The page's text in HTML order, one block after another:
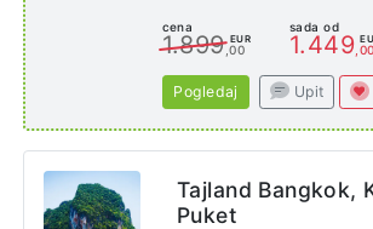
cena
1.899 EUR
,00
sada od
1.449 ,00
Pogledaj Upit
Tajland Bangkok,
Puket